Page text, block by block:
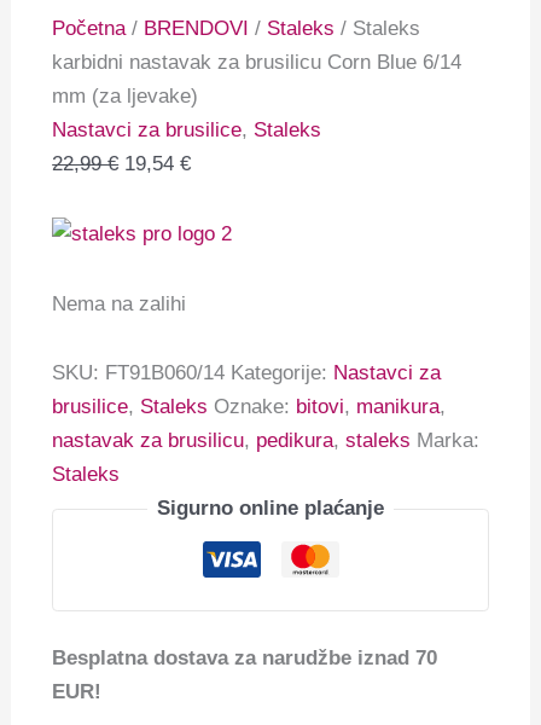
Početna / BRENDOVI / Staleks / Staleks
karbidni nastavak za brusilicu Corn Blue 6/14
mm (za ljevake)
Nastavci za brusilice, Staleks
22,99€ 19,54€
Nema na zalihi
SKU: FT91B060/14 Kategorije: Nastavci za
brusilice, Staleks Oznake: bitovi, manikura,
nastavak za brusilicu, pedikura,staleks Marka:
Staleks
Sigurno online plaćanje
Besplatna dostava za narudžbe iznad 70
EUR!